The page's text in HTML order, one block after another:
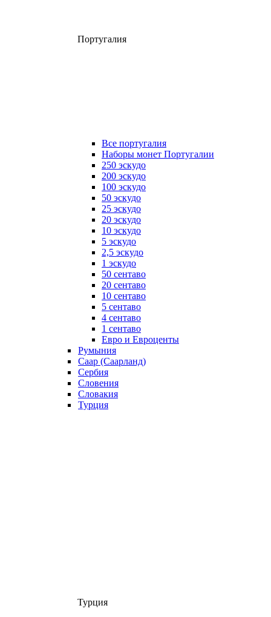
Португалия
Все португалия
Наборы монет Португалии
250 эскудо
200 эскудо
100 эскудо
50 эскудо
25 эскудо
20 эскудо
10 эскудо
5 эскудо
2,5 эскудо
1 эскудо
50 сентаво
20 сентаво
10 сентаво
5 сентаво
4 сентаво
1 сентаво
Евро и Евроценты
Румыния
Саар (Саарланд)
Сербия
Словения
Словакия
Турция
Турция